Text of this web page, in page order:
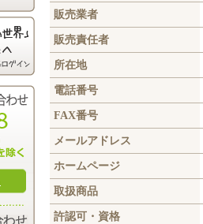
販売業者
販売責任者
所在地
電話番号
FAX番号
メールアドレス
ホームページ
取扱商品
許認可・資格